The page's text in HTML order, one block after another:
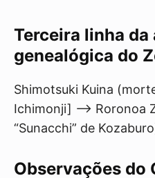
Terceira linha da
genealógica do
Shimotsuki Kuina
Ichimonji] —-> Roronoa
“Sunacchi” de
Observações do